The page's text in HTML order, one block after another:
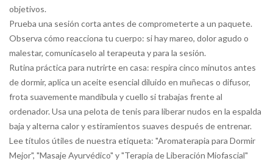
objetivos.
Prueba una sesión corta antes de comprometerte a un paquete.
Observa cómo reacciona tu cuerpo: si hay mareo, dolor agudo o
malestar, comunícaselo al terapeuta y para la sesión.
Rutina práctica para nutrirte en casa: respira cinco minutos antes
de dormir, aplica un aceite esencial diluido en muñecas o difusor,
frota suavemente mandíbula y cuello si trabajas frente al
ordenador. Usa una pelota de tenis para liberar nudos en la espalda
baja y alterna calor y estiramientos suaves después de entrenar.
Lee títulos útiles de nuestra etiqueta: "Aromaterapia para Dormir
Mejor", "Masaje Ayurvédico" y "Terapia de Liberación Miofascial"